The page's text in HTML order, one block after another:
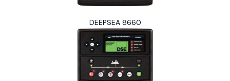
DEEPSEA 8660